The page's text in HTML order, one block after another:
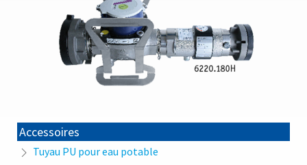
Accessoires
Tuyau PU pour eau potable